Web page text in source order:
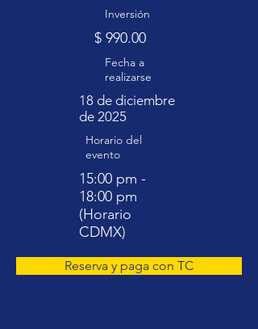
Inversión
$ 990.00
Fecha a
realizarse
18 de diciembre
de 2025
Horario del
evento
15:00 pm -
18:00 pm
(Horario
CDMX)
Reserva y paga con TC